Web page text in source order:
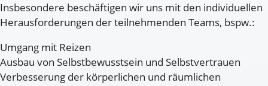
Insbesondere beschäftigen wir uns mit den individuellen
Herausforderungen der teilnehmenden Teams, bspw.:
Umgang mit Reizen
Ausbau von Selbstbewusstsein und Selbstvertrauen
Verbesserung der körperlichen und räumlichen